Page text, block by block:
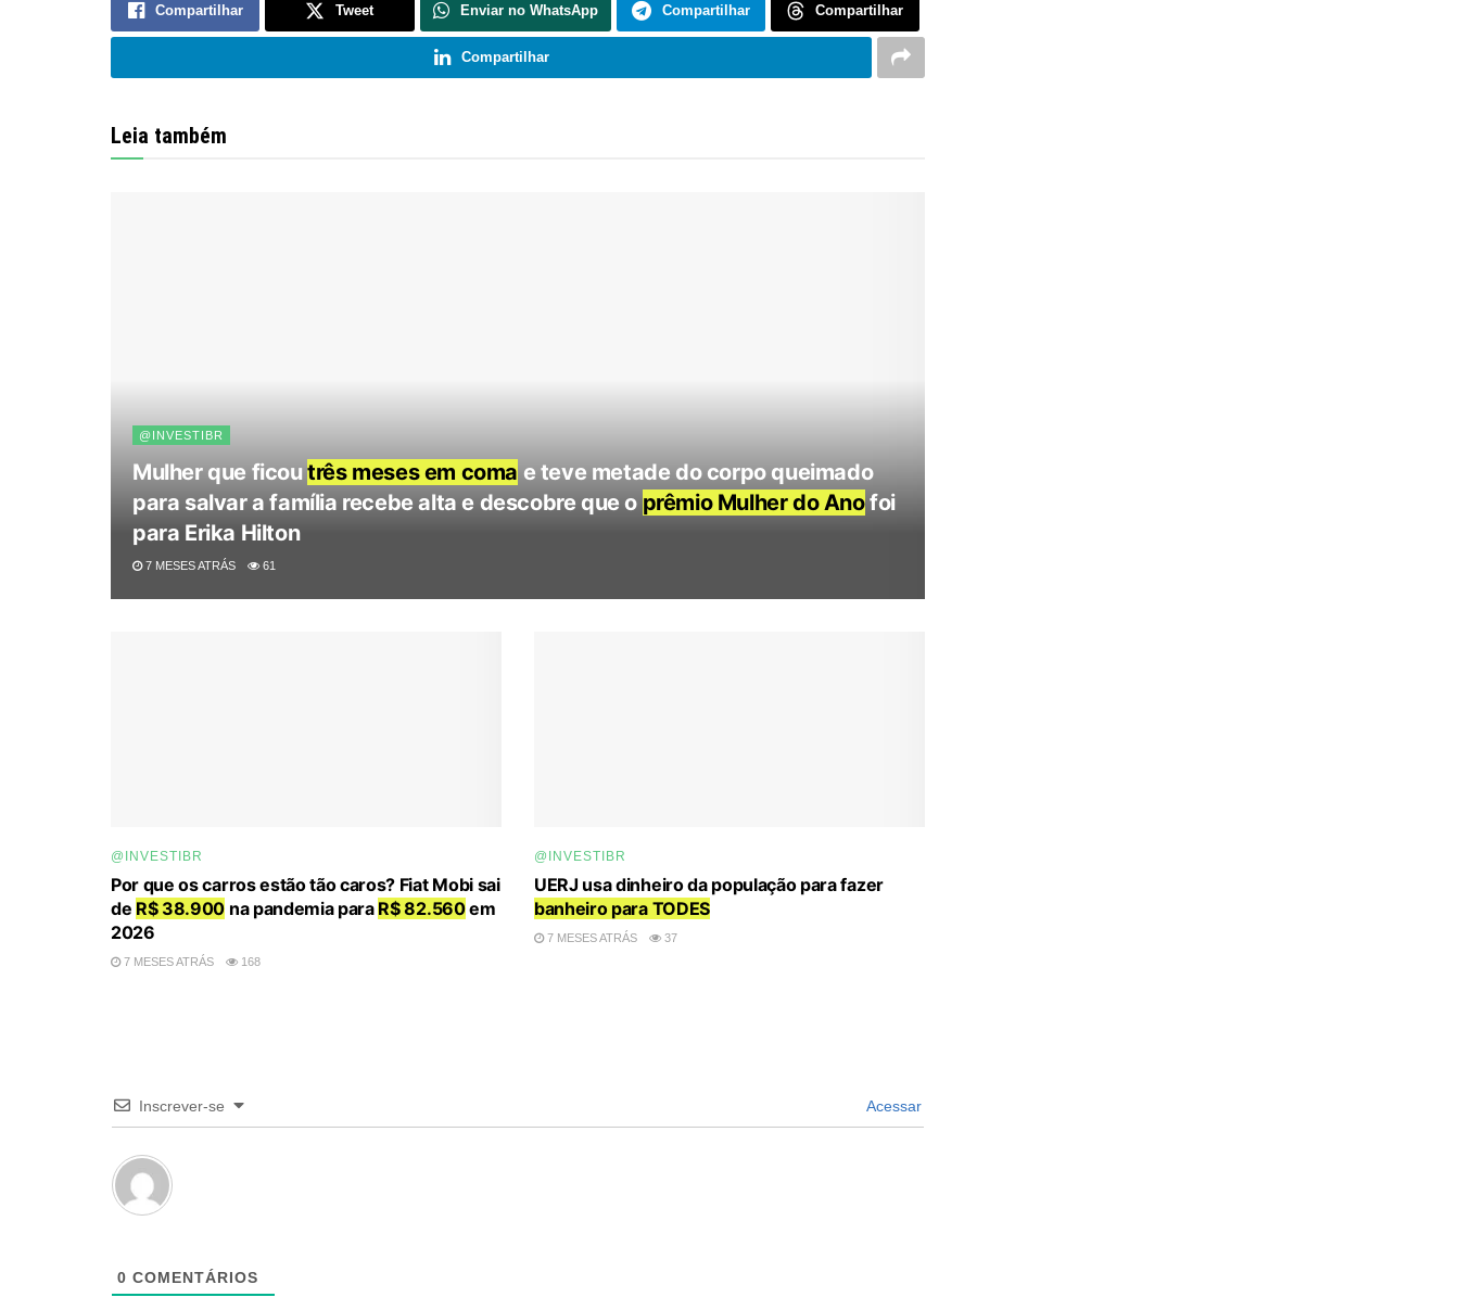
Compartilhar Tweet Enviar no WhatsApp Compartilhar Compartilhar
Compartilhar
Leia também
@INVESTIBR
Mulher que ficoutrês meses em coma e teve metade do corpo queimado
para salvar a família recebe alta e descobre que o prêmio Mulher do Anofoi
para Erika Hilton
7 MESES ATRÁS 61
@INVESTIBR
Por que os carros estão tão caros? Fiat Mobi sai
de R$ 38.900 na pandemia para R$ 82.560em
2026
7 MESES ATRÁS 168
@INVESTIBR
UERJ usa dinheiro da população para fazer
banheiro para TODES
7 MESES ATRÁS 37
Inscrever-se Acessar
0 COMENTÁRIOS